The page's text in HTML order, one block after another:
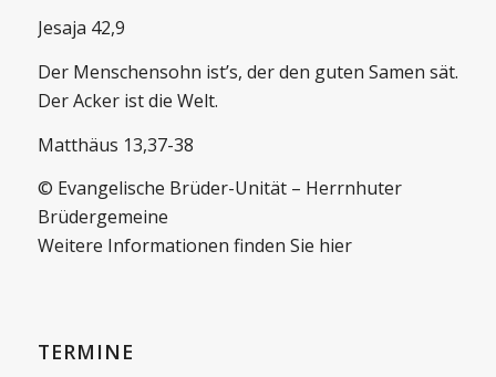
Jesaja 42,9
Der Menschensohn ist’s, der den guten Samen sät.
Der Acker ist die Welt.
Matthäus 13,37-38
© Evangelische Brüder-Unität – Herrnhuter
Brüdergemeine
Weitere Informationen finden Sie hier
TERMINE